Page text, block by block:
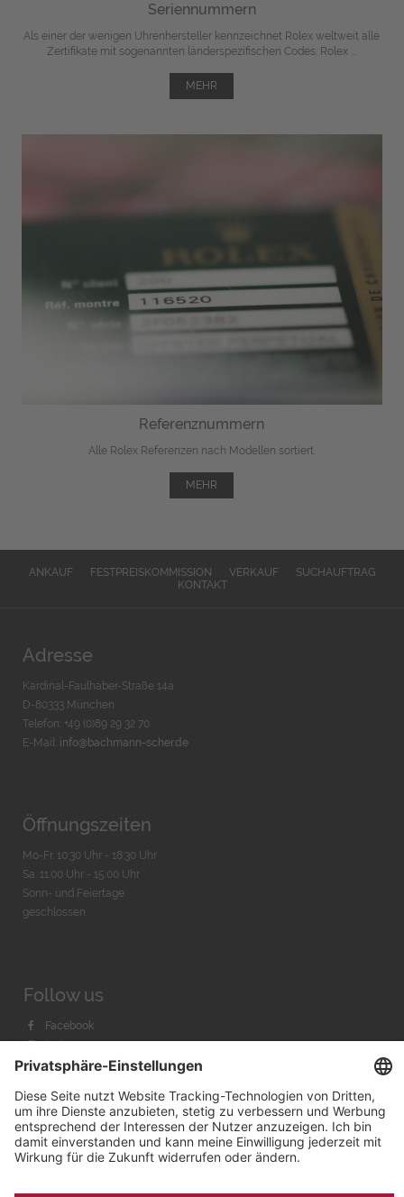
Seriennummern
Als einer der wenigen Uhrenhersteller kennzeichnet Rolex weltweit alle
Zertifikate mit sogenannten länderspezifischen Codes. Rolex ...
MEHR
Referenznummern
Alle Rolex Referenzen nach Modellen sortiert.
MEHR
ANKAUF FESTPREISKOMMISSION VERKAUF
SUCHAUFTRAG
KONTAKT
Adresse
Kardinal-Faulhaber-Straße 14a
D-80333 München
Telefon: +49 (0)89 29 32 70
E-Mail: info@bachmann-scher.de
Öffnungszeiten
Mo-Fr. 10:30 Uhr - 18:30 Uhr
Sa. 11:00 Uhr - 15.00 Uhr
Sonn- und Feiertage
geschlossen
Follow us
Facebook
Instagram
Youtube